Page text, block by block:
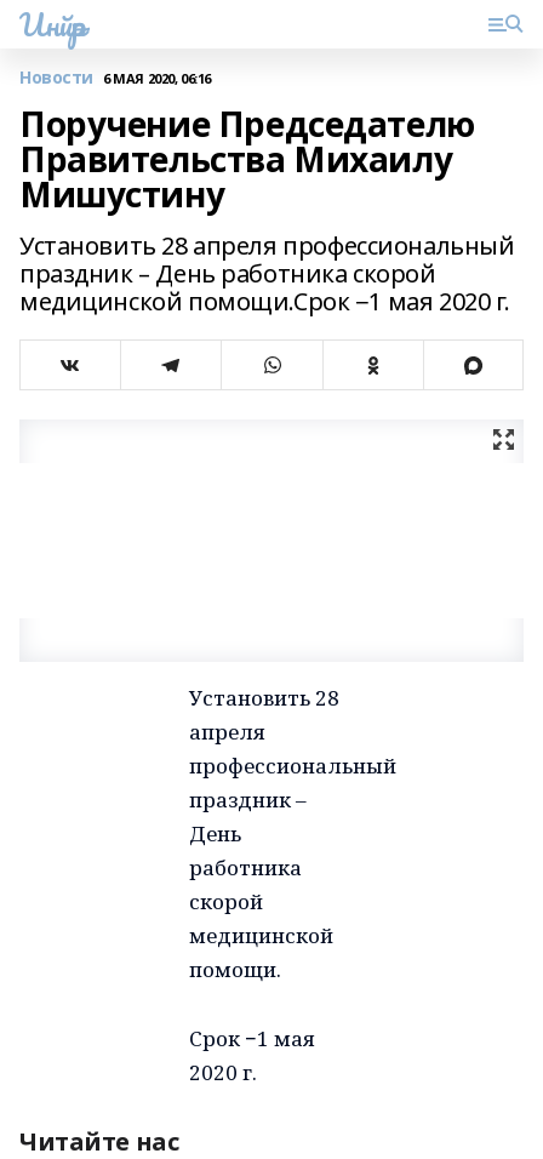
Инйәр
Новости 6 МАЯ 2020, 06:16
Поручение Председателю
Правительства Михаилу
Мишустину
Установить 28 апреля профессиональный
праздник – День работника скорой
медицинской помощи.Срок −1 мая 2020 г.
Установить 28
апреля
профессиональный
праздник –
День
работника
скорой
медицинской
помощи.
Срок −1 мая
2020 г.
Читайте нас